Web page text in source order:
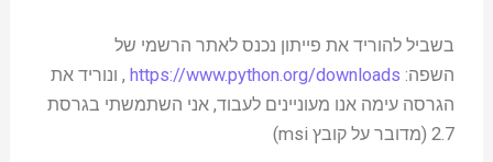
בשביל להוריד את פייתון נכנס לאתר הרשמי של
השפה: https://www.python.org/downloads , ונוריד את
הגרסה עימה אנו מעוניינים לעבוד, אני השתמשתי בגרסת
2.7 (מדובר על קובץ msi)